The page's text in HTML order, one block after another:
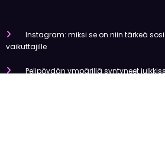
Instagram: miksi se on niin tärkeä
vaikuttajille
Pelipöydän ympärillä syntyneet